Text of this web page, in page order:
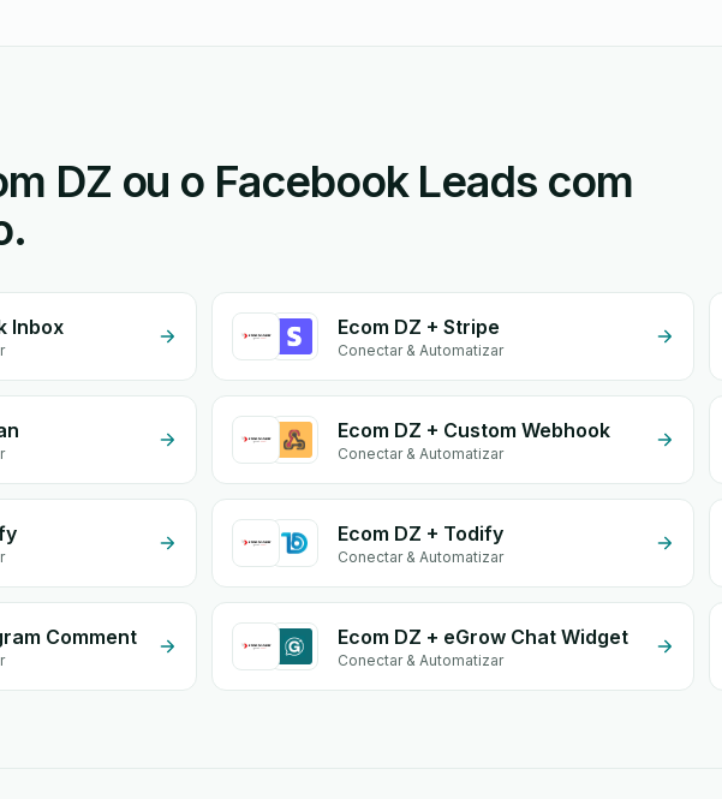
DZ ou o Facebook Leads com
Inbox Ecom DZ + Stripe
Conectar & Automatizar
Ecom DZ + Custom Webhook
Conectar & Automatizar
Ecom DZ + Todify
Conectar & Automatizar
Comment Ecom DZ + eGrow Chat Widget
Conectar & Automatizar